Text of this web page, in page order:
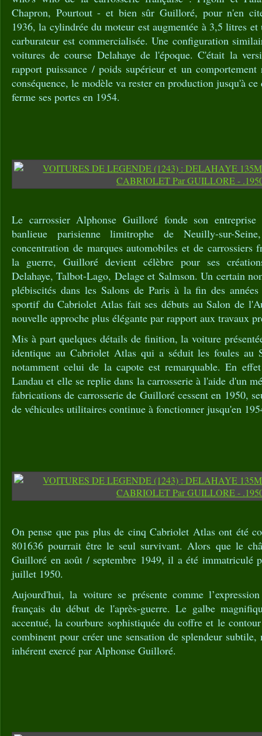
Chapron, Pourtout - et bien sûr Guilloré, pour n'en
1936, la cylindrée du moteur est augmentée à 3,5 litres
carburateur est commercialisée. Une configuration
voitures de course Delahaye de l'époque. C'était la
rapport puissance / poids supérieur et un
conséquence, le modèle va rester en production jusqu'à ce
ferme ses portes en 1954.
Le carrossier Alphonse Guilloré fonde son
banlieue parisienne limitrophe de Neuilly-sur-
concentration de marques automobiles et de carrossiers
la guerre, Guilloré devient célèbre pour ses
Delahaye, Talbot-Lago, Delage et Salmson. Un certain
plébiscités dans les Salons de Paris à la fin des
sportif du Cabriolet Atlas fait ses débuts au Salon de
nouvelle approche plus élégante par rapport aux travaux
Mis à part quelques détails de finition, la voiture
identique au Cabriolet Atlas qui a séduit les foules au
notamment celui de la capote est remarquable. En
Landau et elle se replie dans la carrosserie à l'aide d'un
fabrications de carrosserie de Guilloré cessent en 1950,
de véhicules utilitaires continue à fonctionner jusqu'en
On pense que pas plus de cinq Cabriolet Atlas ont été
801636 pourrait être le seul survivant. Alors que le
Guilloré en août / septembre 1949, il a été immatriculé
juillet 1950.
Aujourd'hui, la voiture se présente comme
français du début de l'après-guerre. Le galbe
accentué, la courbure sophistiquée du coffre et le
combinent pour créer une sensation de splendeur
inhérent exercé par Alphonse Guilloré.